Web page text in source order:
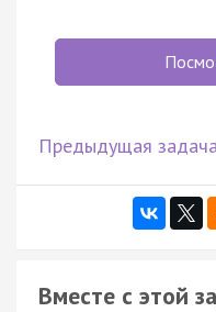
Предыдущая задача
Вместе с этой